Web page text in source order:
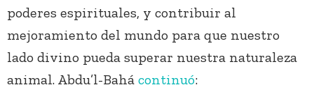
poderes espirituales, y contribuir al
mejoramiento del mundo para que nuestro
lado divino pueda superar nuestra naturaleza
animal. Abdu’l-Bahá continuó: